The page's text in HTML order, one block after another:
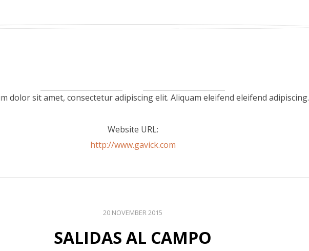
dolor sit amet, consectetur adipiscing elit. Aliquam eleifend eleifend adipiscing.
Website URL:
http://www.gavick.com
20 NOVEMBER 2015
SALIDAS AL CAMPO